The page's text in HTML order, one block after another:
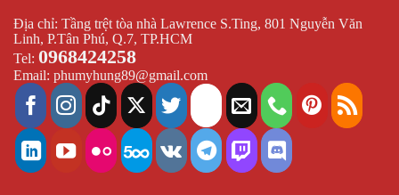
Địa chỉ: Tầng trệt tòa nhà Lawrence S.Ting, 801 Nguyễn Văn
Linh, P.Tân Phú, Q.7, TP.HCM
Tel: 0968424258
Email: phumyhung89@gmail.com